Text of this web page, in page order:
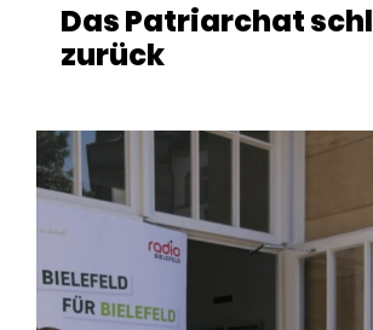
Das Patriarchat
zurück